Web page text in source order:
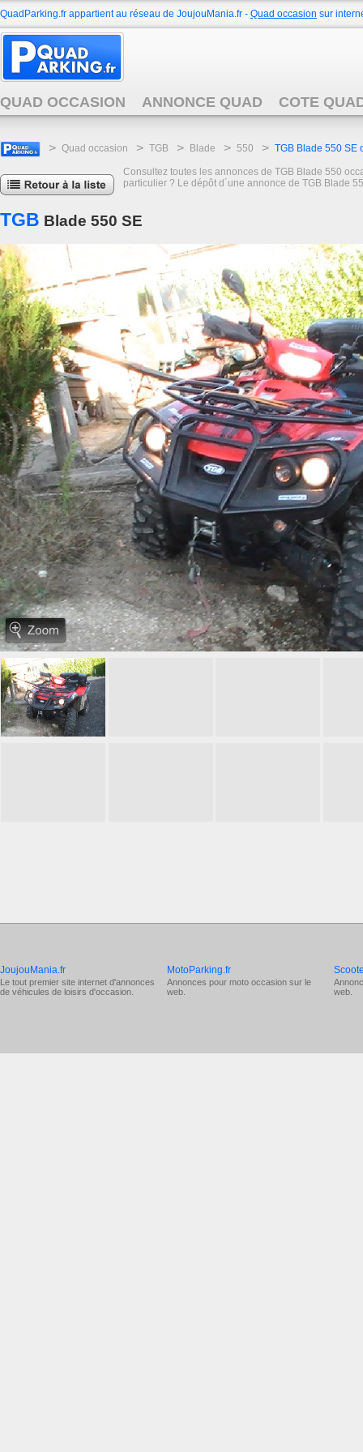
QuadParking.fr appartient au réseau de JoujouMania.fr - Quad occasion sur
QUAD OCCASION ANNONCE QUAD COTE
> Quad occasion > TGB > Blade > 550 > TGB Blade 550 SE
Consultez toutes les annonces de TGB Blade 550
particulier ? Le dépôt d´une annonce de TGB Blade
TGB Blade 550 SE
JoujouMania.fr
Le tout premier site internet d'annonces
de véhicules de loisirs d'occasion.
MotoParking.fr
Annonces pour moto occasion sur le
web.
web.